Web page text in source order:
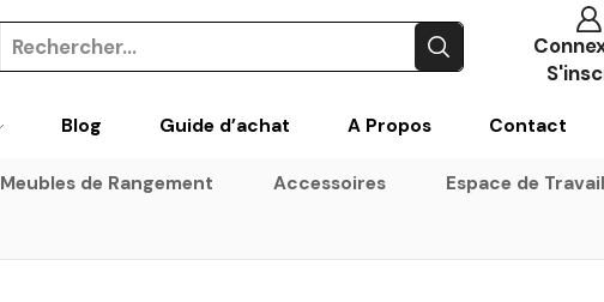
Blog Guide d’achat A Propos Contact
Meubles de Rangement Accessoires Espace de Travail